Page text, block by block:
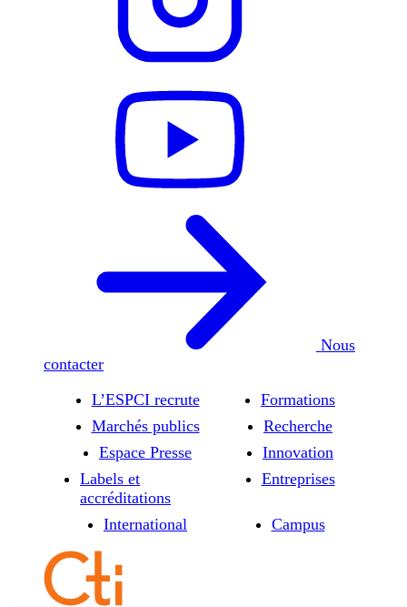
Nous
contacter
L’ESPCI recrute
Formations
Marchés publics
Recherche
Espace Presse
Innovation
Labels et
accréditations
Entreprises
International Campus